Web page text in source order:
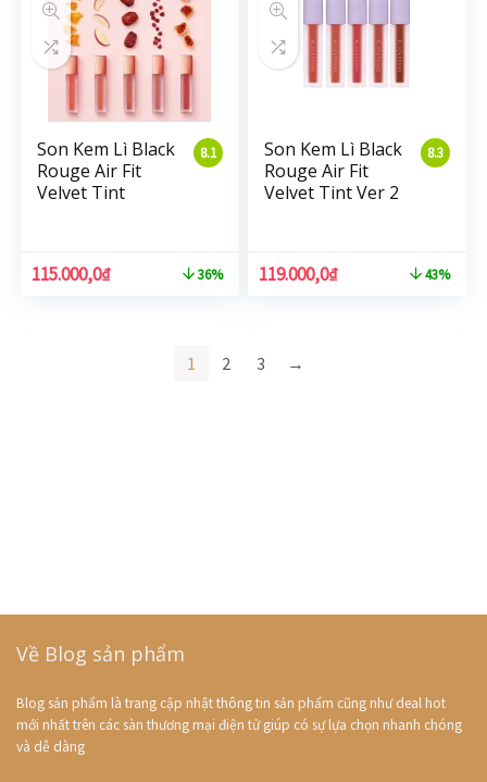
8.1
Son Kem Lì Black
Rouge Air Fit
Velvet Tint
115.000,0₫ 36%
8.3
Son Kem Lì Black
Rouge Air Fit
Velvet Tint Ver 2
119.000,0₫ 43%
1 2 3 →
Về Blog sản phẩm
Blog sản phẩm là trang cập nhật thông tin sản phẩm cũng như deal hot
mới nhất trên các sàn thương mại điện tử giúp có sự lựa chọn nhanh chóng
và dễ dàng